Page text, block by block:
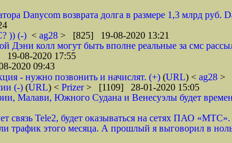
Danycom возврата долга в размере 1,3 млрд руб.
)) (-) < ag28 > [825] 19-08-2020 13:21
Дэни колл могут быть вполне реальные за смс
08-2020 17:55
2020 09:43
- нужно позвонить и начислят. (+) (URL) < ag28 >
(-) (URL) < Prizer> [1109] 28-01-2020 15:05
Малави, Южного Судана и Венесуэлы будет
связь Tele2, будет оказываться на сетях ПАО
трафик этого месяца. А прошлый я выговорил в